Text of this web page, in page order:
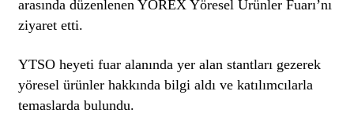
arasında düzenlenen YÖREX Yöresel Ürünler Fuarı’nı
ziyaret etti.
YTSO heyeti fuar alanında yer alan stantları gezerek
yöresel ürünler hakkında bilgi aldı ve katılımcılarla
temaslarda bulundu.